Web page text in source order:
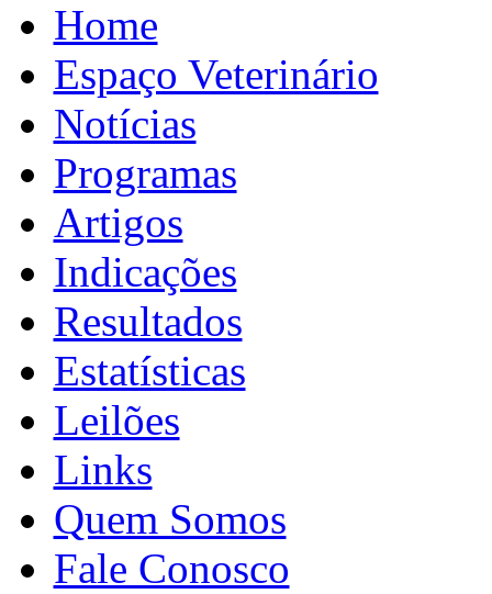
Home
Espaço Veterinário
Notícias
Programas
Artigos
Indicações
Resultados
Estatísticas
Leilões
Links
Quem Somos
Fale Conosco